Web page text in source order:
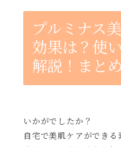
プルミナス
効果は？使
解説！まとめ
いかがでしたか？
自宅で美肌ケアができる